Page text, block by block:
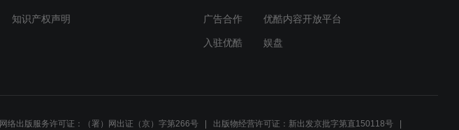
知识产权声明 广告合作 优酷内容开放平台
入驻优酷 娱盘
网络出版服务许可证：（署）网出证（京）字第266号 出版物经营许可证：新出发京批字第直150118号